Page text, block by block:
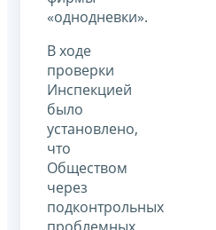
«однодневки».
В ходе
проверки
Инспекцией
было
установлено,
что
Обществом
через
подконтрольных
проблемных